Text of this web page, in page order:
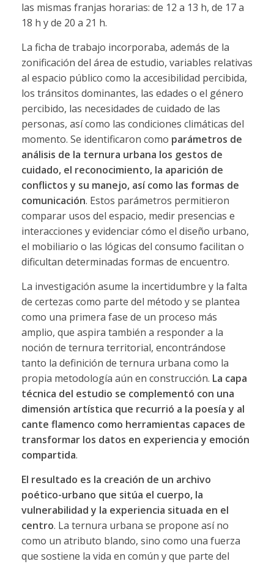
las mismas franjas horarias: de 12 a 13 h, de 17 a
18 h y de 20 a 21 h.
La ficha de trabajo incorporaba, además de la
zonificación del área de estudio, variables relativas
al espacio público como la accesibilidad percibida,
los tránsitos dominantes, las edades o el género
percibido, las necesidades de cuidado de las
personas, así como las condiciones climáticas del
momento. Se identificaron como parámetros de
análisis de la ternura urbana los gestos de
cuidado, el reconocimiento, la aparición de
conflictos y su manejo, así como las formas de
comunicación. Estos parámetros permitieron
comparar usos del espacio, medir presencias e
interacciones y evidenciar cómo el diseño urbano,
el mobiliario o las lógicas del consumo facilitan o
dificultan determinadas formas de encuentro.
La investigación asume la incertidumbre y la falta
de certezas como parte del método y se plantea
como una primera fase de un proceso más
amplio, que aspira también a responder a la
noción de ternura territorial, encontrándose
tanto la definición de ternura urbana como la
propia metodología aún en construcción. La capa
técnica del estudio se complementó con una
dimensión artística que recurrió a la poesía y al
cante flamenco como herramientas capaces de
transformar los datos en experiencia y emoción
compartida.
El resultado es la creación de un archivo
poético-urbano que sitúa el cuerpo, la
vulnerabilidad y la experiencia situada en el
centro. La ternura urbana se propone así no
como un atributo blando, sino como una fuerza
que sostiene la vida en común y que parte del